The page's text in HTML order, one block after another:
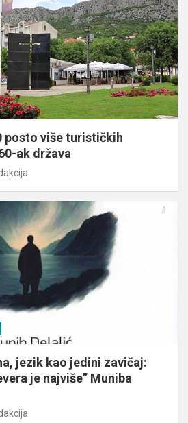
posto više turističkih
ak država
jezik kao jedini zavičaj:
je najviše” Muniba